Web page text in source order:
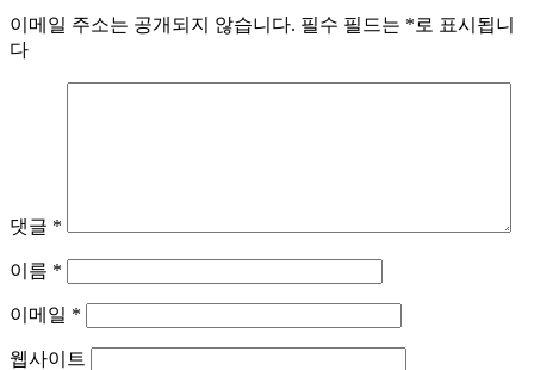
이메일 주소는 공개되지 않습니다. 필수 필드는 *로 표시됩니
다
댓글 *
이름 *
이메일 *
웹사이트